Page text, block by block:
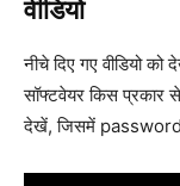
वीडियो
नीचे दिए गए वीडियो
सॉफ्टवेयर किस प्रकार
देखें, जिसमें password